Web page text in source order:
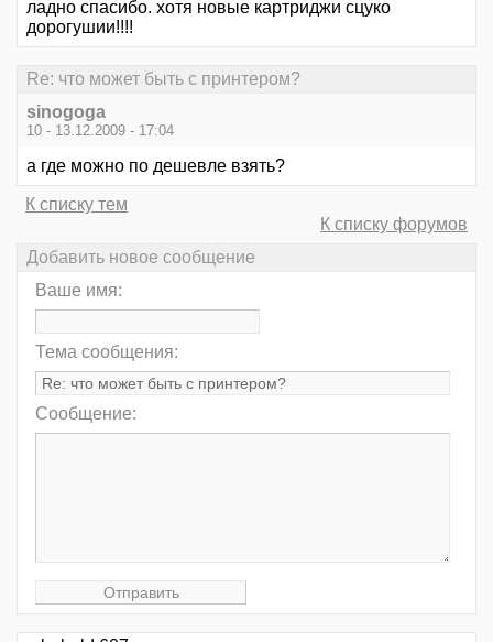
ладно спасибо. хотя новые картриджи сцуко
дорогушии!!!!
Re: что может быть с принтером?
sinogoga
10 - 13.12.2009 - 17:04
а где можно по дешевле взять?
К списку тем
К списку форумов
Добавить новое сообщение
Ваше имя:
Тема сообщения:
Сообщение: